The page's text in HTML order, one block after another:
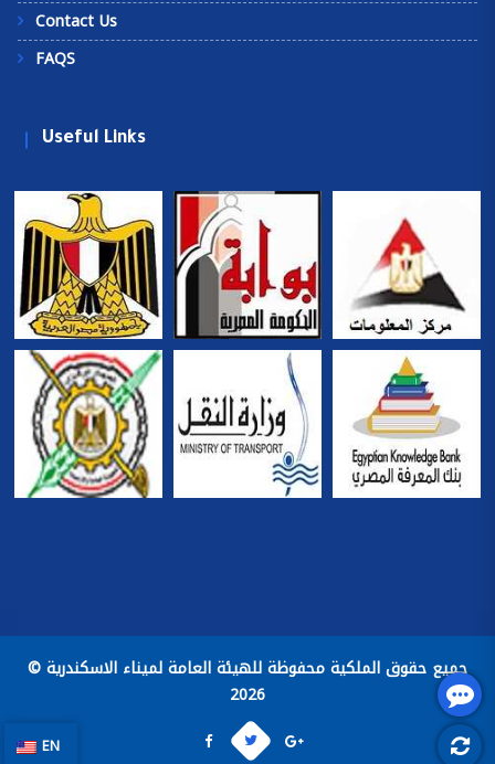
Contact Us
FAQS
Useful Links
جميع حقوق الملكية محفوظة للهيئة العامة لميناء الاسكندرية ©
2026
EN